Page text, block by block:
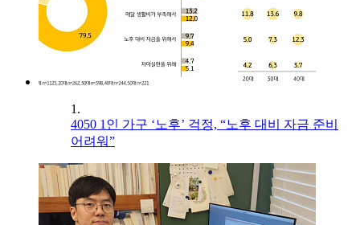
1.
4050 1인 가구 ‘노후’ 걱정, “노후 대비 자금 준비
어려워”